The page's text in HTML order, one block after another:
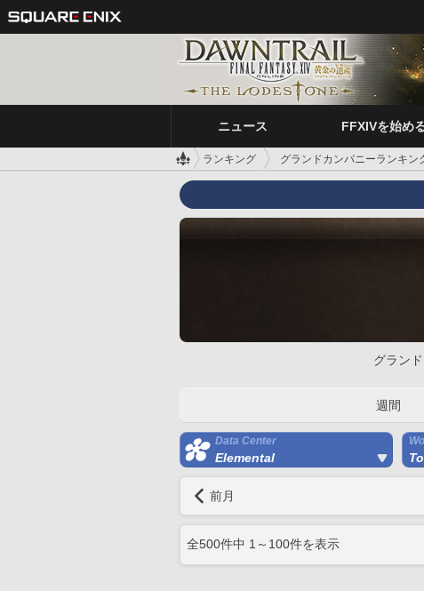
ニュース FFXIVを始め
ランキング グランドカンパニーランキン
グラン
週間
Data Center
Elemental
前月
全500件中 1 ～ 100件を表示